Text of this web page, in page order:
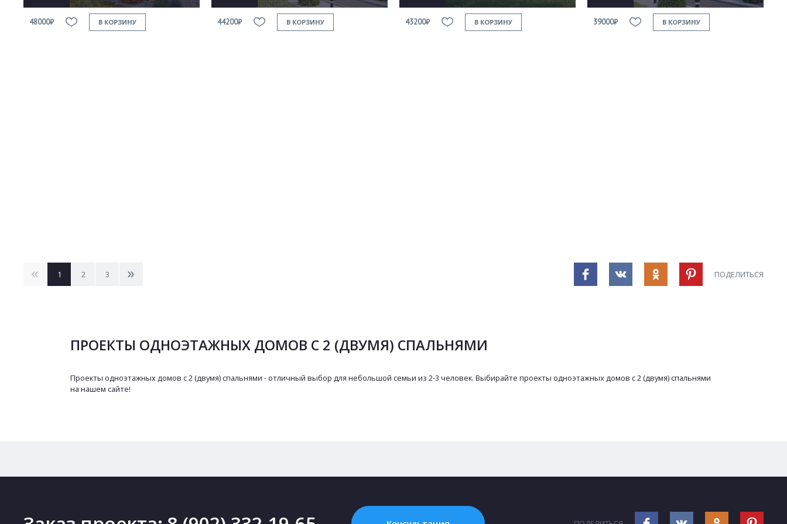
48000₽ В КОРЗИНУ 44200₽ В КОРЗИНУ 43200₽ В КОРЗИНУ 39000₽ В КОРЗИНУ
< 1 2 3 > ПОДЕЛИТЬСЯ
ПРОЕКТЫ ОДНОЭТАЖНЫХ ДОМОВ С 2 (ДВУМЯ) СПАЛЬНЯМИ
Проекты одноэтажных домов с 2 (двумя) спальнями - отличный выбор для небольшой семьи из 2-3 человек. Выбирайте проекты одноэтажных домов с 2 (двумя) спальнями
на нашем сайте!